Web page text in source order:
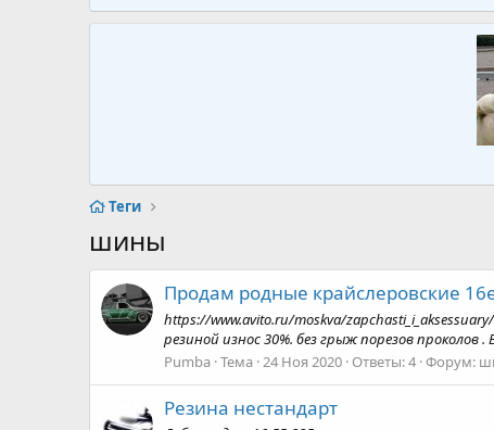
Теги
шины
Продам родные крайслеровские
https://www.avito.ru/moskva/
резиной износ 30%. без грыж порезов проколов
Pumba Тема 24 Ноя 2020 Ответы: 4 Форум:
Резина нестандарт